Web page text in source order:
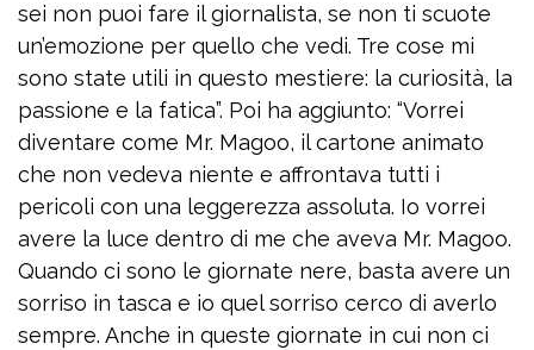
sei non puoi fare il giornalista, se non ti scuote
un’emozione per quello che vedi. Tre cose mi
sono state utili in questo mestiere: la curiosità, la
passione e la fatica”. Poi ha aggiunto: “Vorrei
diventare come Mr. Magoo, il cartone animato
che non vedeva niente e affrontava tutti i
pericoli con una leggerezza assoluta. Io vorrei
avere la luce dentro di me che aveva Mr. Magoo.
Quando ci sono le giornate nere, basta avere un
sorriso in tasca e io quel sorriso cerco di averlo
sempre. Anche in queste giornate in cui non ci